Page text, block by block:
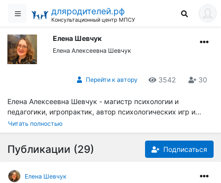
дляродителей.рф
Консультационный центр МПСУ
Елена Шевчук
Елена Алексеевна Шевчук
Перейти к автору 3542 30
Елена Алексеевна Шевчук - магистр психологии и
педагогики, игропрактик, автор психологических игр и...
Читать полностью
Публикации (29) Подписаться
Елена Шевчук